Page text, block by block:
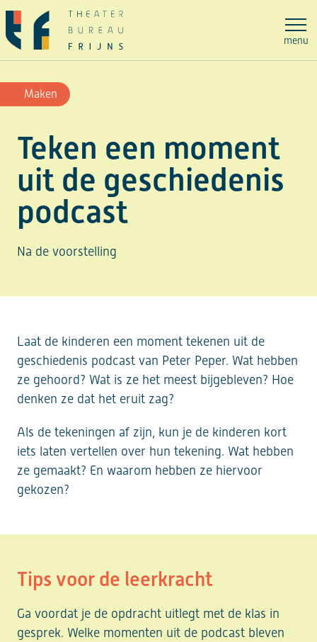
Ga
naar
de
inhoud
menu
Teken een moment
uit de geschiedenis
podcast
Na de voorstelling
Maken
Laat de kinderen een moment tekenen uit de
geschiedenis podcast van Peter Peper. Wat hebben
ze gehoord? Wat is ze het meest bijgebleven? Hoe
denken ze dat het eruit zag?
Als de tekeningen af zijn, kun je de kinderen kort
iets laten vertellen over hun tekening. Wat hebben
ze gemaakt? En waarom hebben ze hiervoor
gekozen?
Tips voor de leerkracht
Ga voordat je de opdracht uitlegt met de klas in
gesprek. Welke momenten uit de podcast bleven